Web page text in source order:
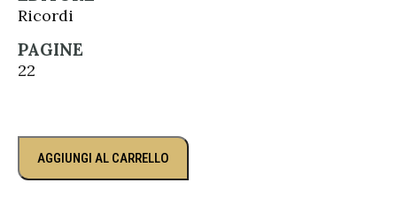
Ricordi
PAGINE
22
AGGIUNGI AL CARRELLO